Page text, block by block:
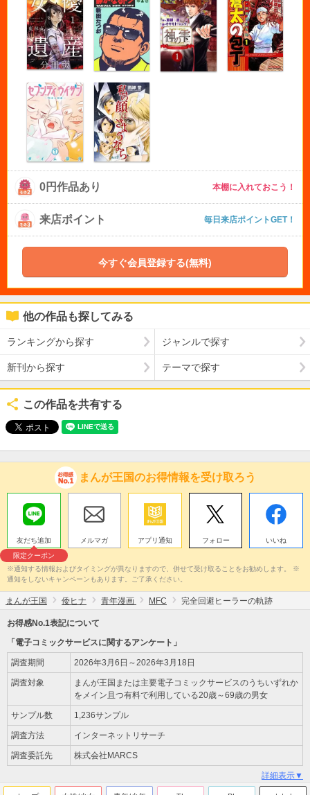
0円作品あり 本棚に入れておこう！
来店ポイント 毎日来店ポイントGET！
今すぐ会員登録する(無料)
他の作品も探してみる
ランキングから探す ジャンルで探す
新刊から探す テーマで探す
この作品を共有する
まんが王国のお得情報を受け取ろう
友だち追加
限定クーポン
メルマガ アプリ通知 フォロー いいね
※通知する情報およびタイミングが異なりますので、併せて受け取ることをお勧めします。 ※
通知をしないキャンペーンもあります。ご了承ください。
まんが王国 倭ヒナ 青年漫画 MFC 完全回避ヒーラーの軌跡
お得感No.1表記について
「電子コミックサービスに関するアンケート」
調査期間 2026年3月6日～2026年3月18日
調査対象
まんが王国または主要電子コミックサービスのうちいずれか
をメイン且つ有料で利用している20歳～69歳の男女
サンプル数 1,236サンプル
調査方法 インターネットリサーチ
調査委託先 株式会社MARCS
詳細表示▼